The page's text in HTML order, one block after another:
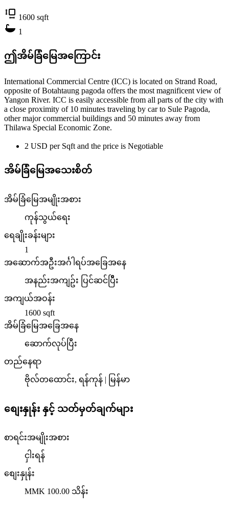
1600 sqft
1
ဤအိမ်ခြံမြေအကြောင်း
International Commercial Centre (ICC) is located on Strand Road,
opposite of Botahtaung pagoda offers the most magnificent view of
Yangon River. ICC is easily accessible from all parts of the city with
a close proximity of 10 minutes traveling by car to Sule Pagoda,
other major commercial buildings and 50 minutes away from
Thilawa Special Economic Zone.
2 USD per Sqft and the price is Negotiable
အိမ်ခြံမြေအသေးစိတ်
အိမ်ခြံမြေအမျိုးအစား
ကုန်သွယ်ရေး
ရေချိုးခန်းများ
1
အဆောက်အဦးအင်္ဂါရပ်အခြေအနေ
အနည်းအကျဥ်း ပြင်ဆင်ပြိီး
အကျယ်အဝန်း
1600 sqft
အိမ်ခြံမြေအခြေအနေ
ဆောက်လုပ်ပြီး
တည်နေရာ
ဗိုလ်တထောင်း, ရန်ကုန် | မြန်မာ
စျေးနှုန်း နှင့် သတ်မှတ်ချက်များ
စာရင်းအမျိုးအစား
ငှါးရန်
စျေးနှုန်း
MMK 100.00 သိန်း